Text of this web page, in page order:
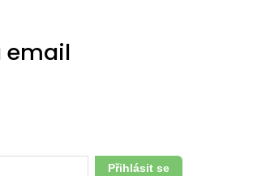
email
Přihlásit se